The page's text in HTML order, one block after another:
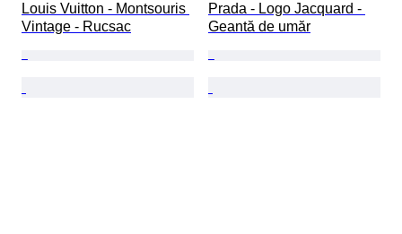
Louis Vuitton - Montsouris
Vintage - Rucsac
Prada - Logo Jacquard -
Geantă de umăr